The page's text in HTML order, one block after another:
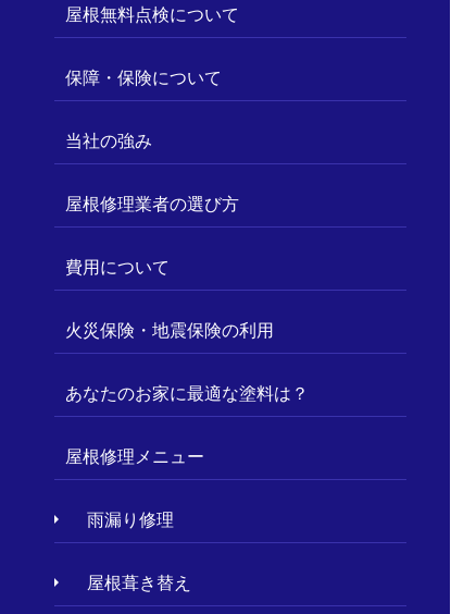
屋根無料点検について
保障・保険について
当社の強み
屋根修理業者の選び方
費用について
火災保険・地震保険の利用
あなたのお家に最適な塗料は？
屋根修理メニュー
雨漏り修理
屋根葺き替え